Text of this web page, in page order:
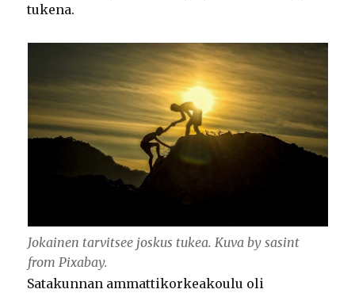
tukena.
Jokainen tarvitsee joskus tukea. Kuva by sasint
from Pixabay.
Satakunnan ammattikorkeakoulu oli